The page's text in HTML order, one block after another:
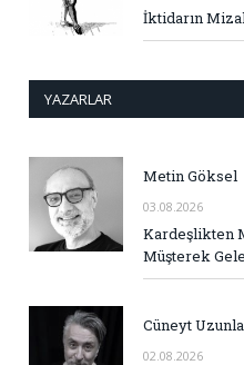
İktidarın
YAZARLAR
Metin Göksel
03.08.2026
Kardeşlikten
Müşterek
Cüneyt
02.08.2026